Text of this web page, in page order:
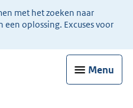
met het zoeken naar
een oplossing. Excuses voor
Menu